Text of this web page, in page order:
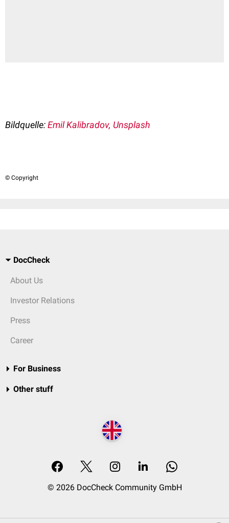
Bildquelle:Emil Kalibradov, Unsplash
© Copyright
DocCheck
About Us
Investor Relations
Press
Career
For Business
Other stuff
© 2026 DocCheck Community GmbH